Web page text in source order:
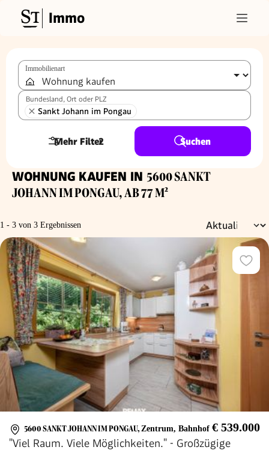
Immo
Immobilienart
Bundesland, Ort oder PLZ
Sankt Johann im Pongau
Mehr Filter
2 Suchen
WOHNUNG KAUFEN IN 5600 SANKT
JOHANN IM PONGAU, AB 77 M²
1 - 3 von 3 Ergebnissen
5600 SANKT JOHANN IM PONGAU, Zentrum, Bahnhof € 539.000
"Viel Raum. Viele Möglichkeiten." - Großzügige